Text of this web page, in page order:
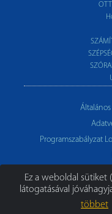
Programszabályzat
© 2026
Ez a weboldal sütiket
látogatásával
többet